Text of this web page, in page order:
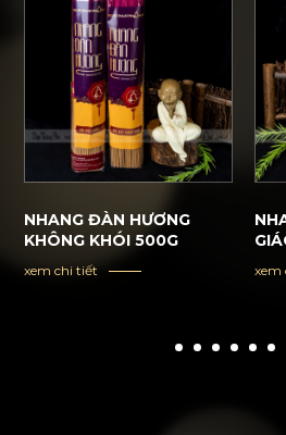
NHANG ĐÀN HƯƠNG
KHÔNG KHÓI 500G
xem chi tiết xem